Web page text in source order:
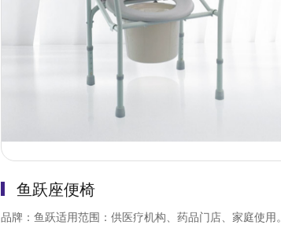
鱼跃座便椅
品牌：鱼跃适用范围：供医疗机构、药品门店、家庭使用。